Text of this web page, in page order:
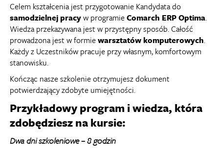
Celem kształcenia jest przygotowanie Kandydata do
samodzielnej pracyw programieComarch ERP Optima.
Wiedza przekazywana jest w przystępny sposób. Całość
prowadzona jest w formiewarsztatów komputerowych.
Każdy z Uczestników pracuje przy własnym, komfortowym
stanowisku.
Kończąc nasze szkolenie otrzymujesz dokument
potwierdzający zdobyte umiejętności.
Przykładowy program i wiedza, która
zdobędziesz na kursie:
Dwa dni szkoleniowe – 8 godzin